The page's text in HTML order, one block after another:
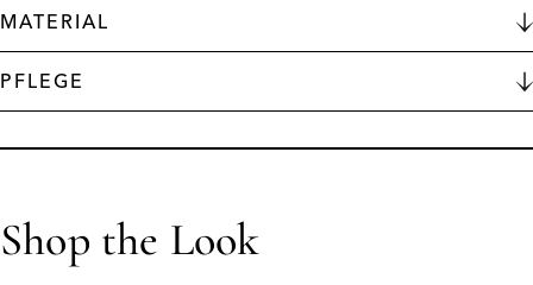
MATERIAL
PFLEGE
Shop the Look